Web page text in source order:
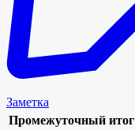
Заметка
Промежуточный итог